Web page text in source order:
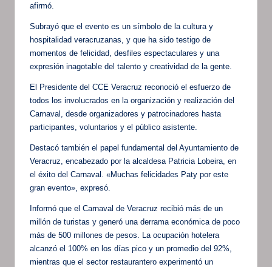
afirmó.
Subrayó que el evento es un símbolo de la cultura y
hospitalidad veracruzanas, y que ha sido testigo de
momentos de felicidad, desfiles espectaculares y una
expresión inagotable del talento y creatividad de la gente.
El Presidente del CCE Veracruz reconoció el esfuerzo de
todos los involucrados en la organización y realización del
Carnaval, desde organizadores y patrocinadores hasta
participantes, voluntarios y el público asistente.
Destacó también el papel fundamental del Ayuntamiento de
Veracruz, encabezado por la alcaldesa Patricia Lobeira, en
el éxito del Carnaval. «Muchas felicidades Paty por este
gran evento», expresó.
Informó que el Carnaval de Veracruz recibió más de un
millón de turistas y generó una derrama económica de poco
más de 500 millones de pesos. La ocupación hotelera
alcanzó el 100% en los días pico y un promedio del 92%,
mientras que el sector restaurantero experimentó un